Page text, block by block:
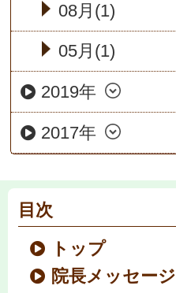
08月(1)
05月(1)
2019年
2017年
目次
トップ
院長メッセージ